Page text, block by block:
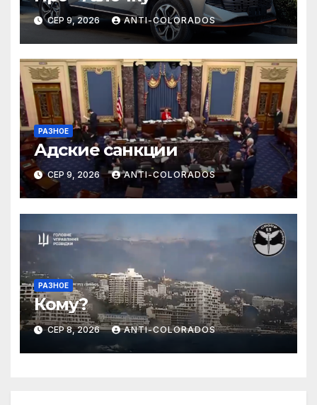
СЕР 9, 2026 ANTI-COLORADOS
РАЗНОЕ
Адские санкции
СЕР 9, 2026 ANTI-COLORADOS
РАЗНОЕ
Кому?
СЕР 8, 2026 ANTI-COLORADOS